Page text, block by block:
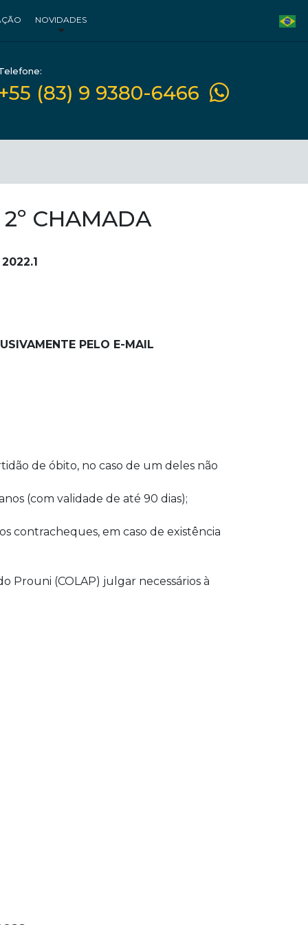
NOVIDADES
+55 (83) 9 9380-6466
CHAMADA
PELO E-MAIL
de óbito, no caso de um deles não
(com validade de até 90 dias);
contracheques, em caso de existência
Prouni (COLAP) julgar necessários à